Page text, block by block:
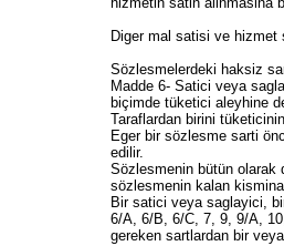
Diger mal satisi ve hizmet
Sözlesmelerdeki haksiz
Madde 6- Satici veya
biçimde tüketici aleyhine
Taraflardan birini
Eger bir sözlesme sarti
edilir.
Sözlesmenin bütün olarak
sözlesmenin kalan
Bir satici veya saglayici,
6/A, 6/B, 6/C, 7, 9, 9/A,
gereken sartlardan bir